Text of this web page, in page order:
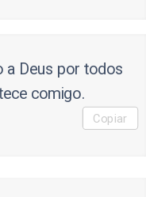
a Deus por todos
comigo.
Copiar